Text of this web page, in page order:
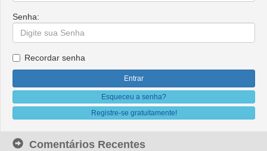
Senha:
Recordar senha
Esqueceu a senha?
Registre-se gratuitamente!
Comentários Recentes